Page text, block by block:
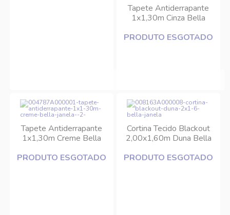
Tapete Antiderrapante
1x1,30m Cinza Bella
PRODUTO ESGOTADO
Tapete Antiderrapante
1x1,30m Creme Bella
PRODUTO ESGOTADO
Cortina Tecido Blackout
2,00x1,60m Duna Bella
PRODUTO ESGOTADO